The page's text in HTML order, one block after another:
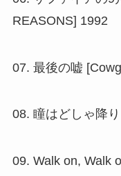
REASONS] 1992
07. 最後の嘘
08. 瞳はどしゃ降
09. Walk on, Walk